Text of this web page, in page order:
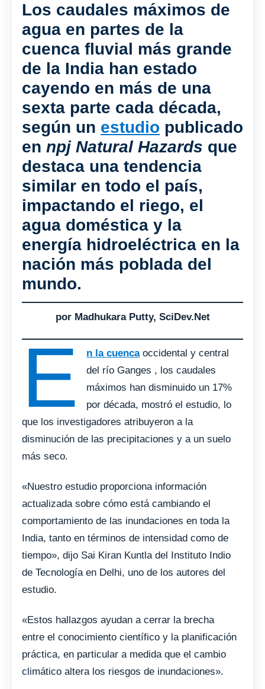
Los caudales máximos de
agua en partes de la
cuenca fluvial más grande
de la India han estado
cayendo en más de una
sexta parte cada década,
según un estudio publicado
en npj Natural Hazards que
destaca una tendencia
similar en todo el país,
impactando el riego, el
agua doméstica y la
energía hidroeléctrica en la
nación más poblada del
mundo.
por Madhukara Putty, SciDev.Net
E n la cuencaoccidental y central
del río Ganges , los caudales
máximos han disminuido un 17%
por década, mostró el estudio, lo
que los investigadores atribuyeron a la
disminución de las precipitaciones y a un suelo
más seco.
«Nuestro estudio proporciona información
actualizada sobre cómo está cambiando el
comportamiento de las inundaciones en toda la
India, tanto en términos de intensidad como de
tiempo», dijo Sai Kiran Kuntla del Instituto Indio
de Tecnología en Delhi, uno de los autores del
estudio.
«Estos hallazgos ayudan a cerrar la brecha
entre el conocimiento científico y la planificación
práctica, en particular a medida que el cambio
climático altera los riesgos de inundaciones».